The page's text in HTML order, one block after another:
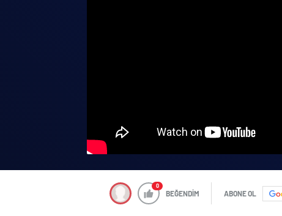
0
BEĞENDİM ABONE OL